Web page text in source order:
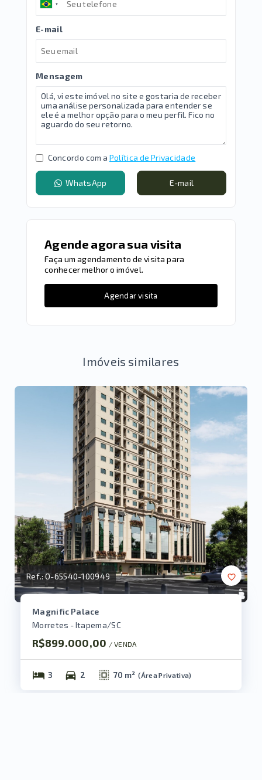
E-mail
Mensagem
Concordo com a Política de Privacidade
WhatsApp E-mail
Agende agora sua visita
Faça um agendamento de visita para
conhecer melhor o imóvel.
Agendar visita
Imóveis similares
Ref.:O-65540-100949
Magnific Palace
Morretes - Itapema/SC
R$899.000,00 / VENDA
3 2 70 m² (Área Privativa)